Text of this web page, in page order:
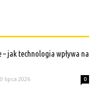
jak technologia wpływa na
lipca 2026 0